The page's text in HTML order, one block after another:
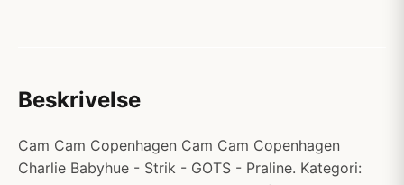
Beskrivelse
Cam Cam Copenhagen Cam Cam Copenhagen
Charlie Babyhue - Strik - GOTS - Praline. Kategori: